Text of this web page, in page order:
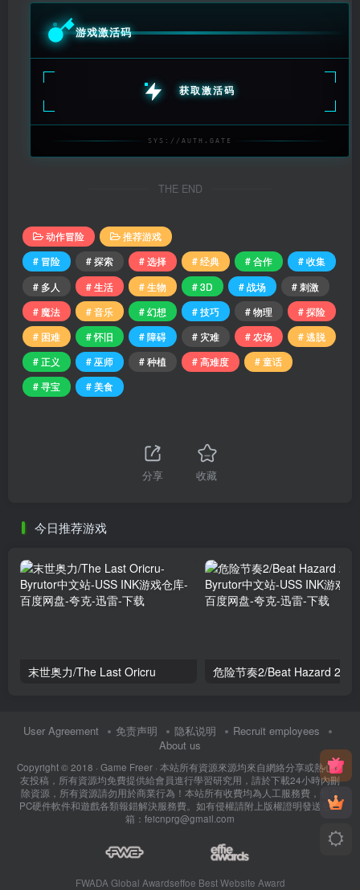
游戏激活码
获取激活码
SYS://AUTH.GATE
THE END
动作冒险
推荐游戏
# 冒险
# 探索 # 选择 # 经典 # 合作
# 收集
# 多人
# 生活 # 生物 # 3D # 战场
# 刺激
# 魔法
# 音乐 # 幻想 # 技巧 # 物理
# 探险
# 困难
# 怀旧 # 障碍 # 灾难 # 农场
# 逃脱
# 正义
# 巫师 # 种植 # 高难度
# 童话
# 寻宝
# 美食
分享 收藏
今日推荐游戏
末世奥力/The Last Oricru 危险节奏2/Beat Hazard 2
User Agreement 免责声明 隐私说明
Recruit employees
About us
Copyright © 2018 · Game Freer · 本站所有資源來源均來自網絡分享或熱心網
友投稿，所有資源均免費提供給會員進行學習研究用，請於下載24小時內刪
除資源，所有資源請勿用於商業行為！本站所有收費均為人工服務費，包含
PC硬件軟件和遊戲各類報錯解決服務費。如有侵權請附上版權證明發送至郵
箱：feicnprg@gmail.com
FWADA Global Awardseffoe Best Website Award